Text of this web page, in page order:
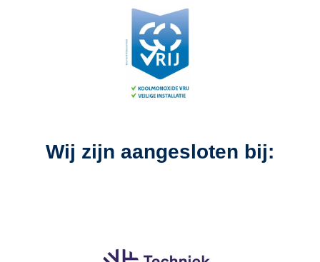
Wij zijn aangesloten bij: